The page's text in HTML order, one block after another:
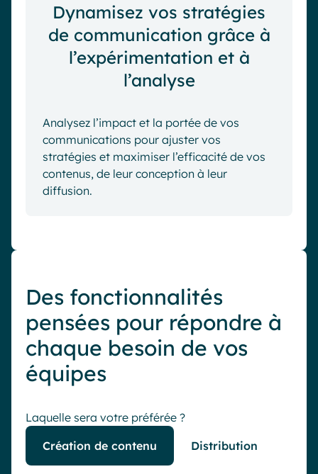
Dynamisez vos stratégies
de communication grâce à
l’expérimentation et à
l’analyse
Analysez l’impact et la portée de vos
communications pour ajuster vos
stratégies et maximiser l’efficacité de vos
contenus, de leur conception à leur
diffusion.
Des fonctionnalités
pensées pour répondre à
chaque besoin de vos
équipes
Laquelle sera votre préférée ?
Création de contenu
Distribution